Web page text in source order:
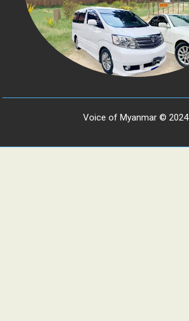
Voice of Myanmar © 2024